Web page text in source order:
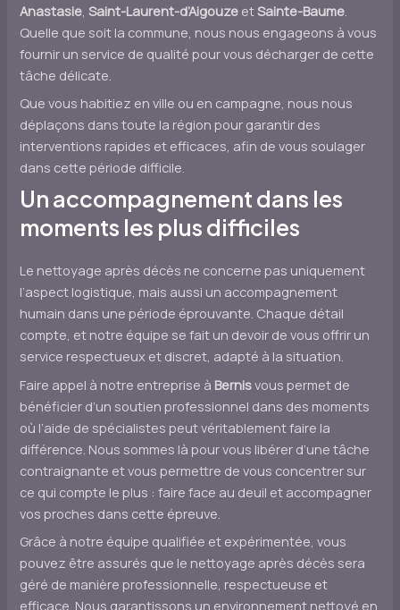
Anastasie ,Saint-Laurent-d’Aigouze etSainte-Baume
Quelle que soit la commune, nous nous engageons à vous
fournir un service de qualité pour vous décharger de cette
tâche délicate.
Que vous habitiez en ville ou en campagne, nous nous
déplaçons dans toute la région pour garantir des
interventions rapides et efficaces, afin de vous soulager
dans cette période difficile.
Un accompagnement dans les
moments les plus difficiles
Le nettoyage après décès ne concerne pas uniquement
l’aspect logistique, mais aussi un accompagnement
humain dans une période éprouvante. Chaque détail
compte, et notre équipe se fait un devoir de vous offrir un
service respectueux et discret, adapté à la situation.
Faire appel à notre entreprise à Bernisvous permet de
bénéficier d’un soutien professionnel dans des moments
où l’aide de spécialistes peut véritablement faire la
différence. Nous sommes là pour vous libérer d’une tâche
contraignante et vous permettre de vous concentrer sur
ce qui compte le plus : faire face au deuil et accompagner
vos proches dans cette épreuve.
Grâce à notre équipe qualifiée et expérimentée, vous
pouvez être assurés que le nettoyage après décès sera
géré de manière professionnelle, respectueuse et
efficace. Nous garantissons un environnement nettoyé en